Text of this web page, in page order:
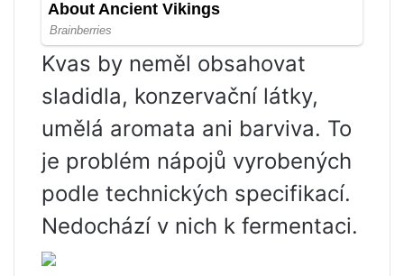
Kvas by neměl obsahovat
sladidla, konzervační látky,
umělá aromata ani barviva. To
je problém nápojů vyrobených
podle technických specifikací.
Nedochází v nich k fermentaci.